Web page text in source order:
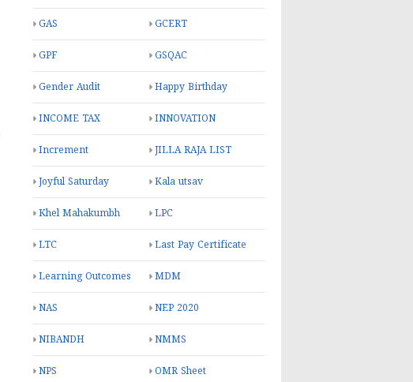
GAS GCERT
GPF GSQAC
Gender Audit Happy Birthday
INCOME TAX INNOVATION
Increment JILLA RAJA LIST
Joyful Saturday Kala utsav
Khel Mahakumbh LPC
LTC Last Pay Certificate
Learning Outcomes MDM
NAS NEP 2020
NIBANDH NMMS
NPS OMR Sheet